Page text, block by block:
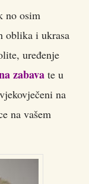
no osim
oblika i ukrasa
uređenje
zabava te u
na
na vašem